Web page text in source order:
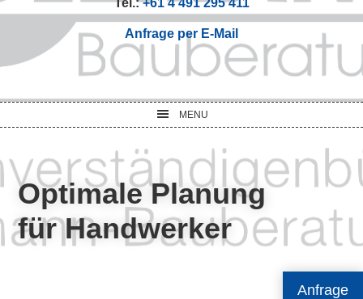
Anfrage
Tel.:+61 4 491 295 411
Anfrage per E-Mail
MENU
Optimale Planung
für Handwerker